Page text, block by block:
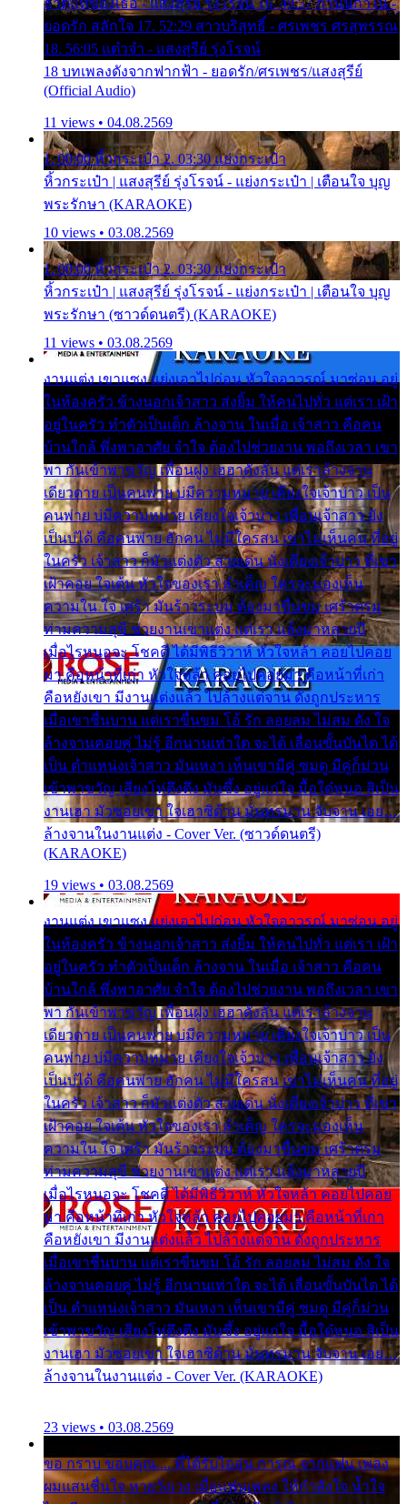
ยอดรัก สลักใจ 17. 52:29 สาวบริสุทธิ์ - ศรเพชร ศรสุพรรณ
18. 56:05 แต๋วจ๋า - แสงสุรีย์ รุ่งโรจน์
18 บทเพลงดังจากฟากฟ้า - ยอดรัก/ศรเพชร/แสงสุรีย์
(Official Audio)
11 views • 04.08.2569
1. 00:00 หิ้วกระเป๋า 2. 03:30 แย่งกระเป๋า
หิ้วกระเป๋า | แสงสุรีย์ รุ่งโรจน์ - แย่งกระเป๋า | เตือนใจ บุญ
พระรักษา (KARAOKE)
10 views • 03.08.2569
1. 00:00 หิ้วกระเป๋า 2. 03:30 แย่งกระเป๋า
หิ้วกระเป๋า | แสงสุรีย์ รุ่งโรจน์ - แย่งกระเป๋า | เตือนใจ บุญ
พระรักษา (ซาวด์ดนตรี) (KARAOKE)
11 views • 03.08.2569
งานแต่ง เขาแซง แย่งเอาไปก่อน หัวใจอาวรณ์ มาซ่อน อยู่
ในห้องครัว ข้างนอกเจ้าสาว ส่งยิ้ม ให้คนไปทั่ว แต่เรา เฝ้า
อยู่ในครัว ทำตัวเป็นเด็ก ล้างจาน ในเมื่อ เจ้าสาว คือคน
บ้านใกล้ พึ่งพาอาศัย จำใจ ต้องไปช่วยงาน พอถึงเวลา เขา
พา กันเข้าพาขวัญ เพื่อนฝูง เฮฮาดังลั่น แต่เราล้างจาน
เดียวดาย เป็นคนพ่าย บ่มีความหมาย เคียงใจเจ้าบ่าว เป็น
คนพ่าย บ่มีความหมาย เคียงใจเจ้าบ่าว เพื่อนเจ้าสาว ยัง
เป็นบ่ได้ คือคนพ่าย ฮักคน ไม่มีใครสน เขาไม่เห็นคน ที่อยู่
ในครัว เจ้าสาว ก็มัวแต่งตัว สวยเด่น นั่งเคียงเจ้าบ่าว ที่เขา
เฝ้าคอย ใจเต้น หัวใจของเรา ลำเค็ญ ใครจะมองเห็น
ความใน ใจ เศร้า มันร้าวระบม ต้องมาขื่นขม เศร้าตรม
ท่ามความสุขี ช่วยงานเขาแต่ง แต่เรา แล้งมาหลายปี
เมื่อไรหนอจะ โชคดี ได้มีพิธีวิวาห์ หัวใจหล้า คอยไปคอย
มา คือหน้าที่เก่า หัวใจหล้า คอยไปคอยมา คือหน้าที่เก่า
คือหยังเขา มีงานแต่งแล้ว ไปล้างแต่จาน ดั่งถูกประหาร
เมื่อเขาชื่นบาน แต่เราขื่นขม โอ้ รัก ลอยลม ไม่สม ดัง ใจ
ล้างจานคอยคู่ ไม่รู้ อีกนานเท่าใด จะได้ เลื่อนขั้นบันได ได้
เป็น ตำแหน่งเจ้าสาว มันเหงา เห็นเขามีคู่ ซมดู มีคู่ก็ม่วน
เข้าพาขวัญ เสียงโห่ตึงตึง มันซึ้ง อยู่แก่ใจ มื้อใด๋หนอ สิเป็น
งานเฮา มัวซอยเขา ใจเฮาซิด้าน มันทรมาน จับจาน เอย…
ล้างจานในงานแต่ง - Cover Ver. (ซาวด์ดนตรี)
(KARAOKE)
19 views • 03.08.2569
งานแต่ง เขาแซง แย่งเอาไปก่อน หัวใจอาวรณ์ มาซ่อน อยู่
ในห้องครัว ข้างนอกเจ้าสาว ส่งยิ้ม ให้คนไปทั่ว แต่เรา เฝ้า
อยู่ในครัว ทำตัวเป็นเด็ก ล้างจาน ในเมื่อ เจ้าสาว คือคน
บ้านใกล้ พึ่งพาอาศัย จำใจ ต้องไปช่วยงาน พอถึงเวลา เขา
พา กันเข้าพาขวัญ เพื่อนฝูง เฮฮาดังลั่น แต่เราล้างจาน
เดียวดาย เป็นคนพ่าย บ่มีความหมาย เคียงใจเจ้าบ่าว เป็น
คนพ่าย บ่มีความหมาย เคียงใจเจ้าบ่าว เพื่อนเจ้าสาว ยัง
เป็นบ่ได้ คือคนพ่าย ฮักคน ไม่มีใครสน เขาไม่เห็นคน ที่อยู่
ในครัว เจ้าสาว ก็มัวแต่งตัว สวยเด่น นั่งเคียงเจ้าบ่าว ที่เขา
เฝ้าคอย ใจเต้น หัวใจของเรา ลำเค็ญ ใครจะมองเห็น
ความใน ใจ เศร้า มันร้าวระบม ต้องมาขื่นขม เศร้าตรม
ท่ามความสุขี ช่วยงานเขาแต่ง แต่เรา แล้งมาหลายปี
เมื่อไรหนอจะ โชคดี ได้มีพิธีวิวาห์ หัวใจหล้า คอยไปคอย
มา คือหน้าที่เก่า หัวใจหล้า คอยไปคอยมา คือหน้าที่เก่า
คือหยังเขา มีงานแต่งแล้ว ไปล้างแต่จาน ดั่งถูกประหาร
เมื่อเขาชื่นบาน แต่เราขื่นขม โอ้ รัก ลอยลม ไม่สม ดัง ใจ
ล้างจานคอยคู่ ไม่รู้ อีกนานเท่าใด จะได้ เลื่อนขั้นบันได ได้
เป็น ตำแหน่งเจ้าสาว มันเหงา เห็นเขามีคู่ ซมดู มีคู่ก็ม่วน
เข้าพาขวัญ เสียงโห่ตึงตึง มันซึ้ง อยู่แก่ใจ มื้อใด๋หนอ สิเป็น
งานเฮา มัวซอยเขา ใจเฮาซิด้าน มันทรมาน จับจาน เอย…
ล้างจานในงานแต่ง - Cover Ver. (KARAOKE)
23 views • 03.08.2569
ขอ กราบ ขอบคุณ.... ที่ได้รับไออุ่น การุณ จากแฟน เพลง
ผมแสนชื่นใจ หายวังเวง เมื่อแฟนเพลง ให้กำลังใจ น้ำใจ